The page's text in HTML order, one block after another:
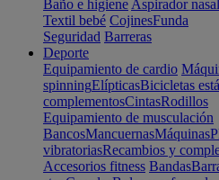
Baño e higiene Aspirador nasal
Textil bebé CojinesFunda
Seguridad Barreras
Deporte
Equipamiento de cardio
spinningElípticasBicicletas
complementosCintasRodillos
Equipamiento de musculación
BancosMancuernasMáquinas
vibratoriasRecambios y
Accesorios fitness Bandas